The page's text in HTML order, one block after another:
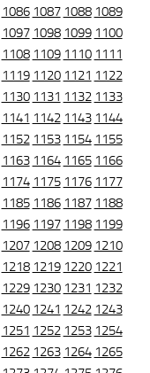
1086 1087 1088 1089
1097 1098 1099 1100
1108 1109 1110 1111
1119 1120 1121 1122
1130 1131 1132 1133
1141 1142 1143 1144
1152 1153 1154 1155
1163 1164 1165 1166
1174 1175 1176 1177
1185 1186 1187 1188
1196 1197 1198 1199
1207 1208 1209 1210
1218 1219 1220 1221
1229 1230 1231 1232
1240 1241 1242 1243
1251 1252 1253 1254
1262 1263 1264 1265